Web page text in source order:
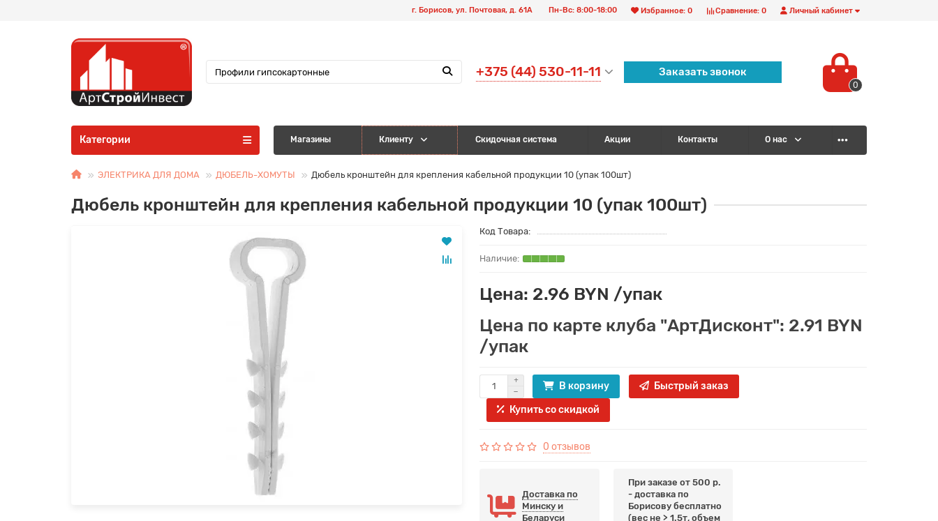
Личный кабинет
Сравнение: 0
Избранное: 0
г. Борисов, ул. Почтовая, д. 61А Пн-Вс: 8:00-18:00
+375 (44) 530-11-11 Заказать звонок
0
Категории Магазины Клиенту Скидочная система Акции Контакты О нас
ЭЛЕКТРИКА ДЛЯ ДОМА ДЮБЕЛЬ-ХОМУТЫ Дюбель кронштейн для крепления кабельной продукции 10 (упак 100шт)
Дюбель кронштейн для крепления кабельной продукции 10 (упак 100шт)
Код Товара:
Цена: 2.96 BYN /упак
Цена по карте клуба "АртДисконт": 2.91 BYN
/упак
В корзину
Быстрый заказ
Купить со скидкой
0 отзывов
Доставка по
Минску и
Беларуси
При заказе от 500 р.
- доставка по
Борисову бесплатно
(вес не > 1.5т, объем